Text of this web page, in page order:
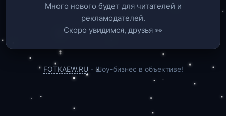
Много нового будет для читателей и
рекламодателей.
Скоро увидимся, друзья 👀
FOTKAEW.RU - Шоу-бизнес в объективе!